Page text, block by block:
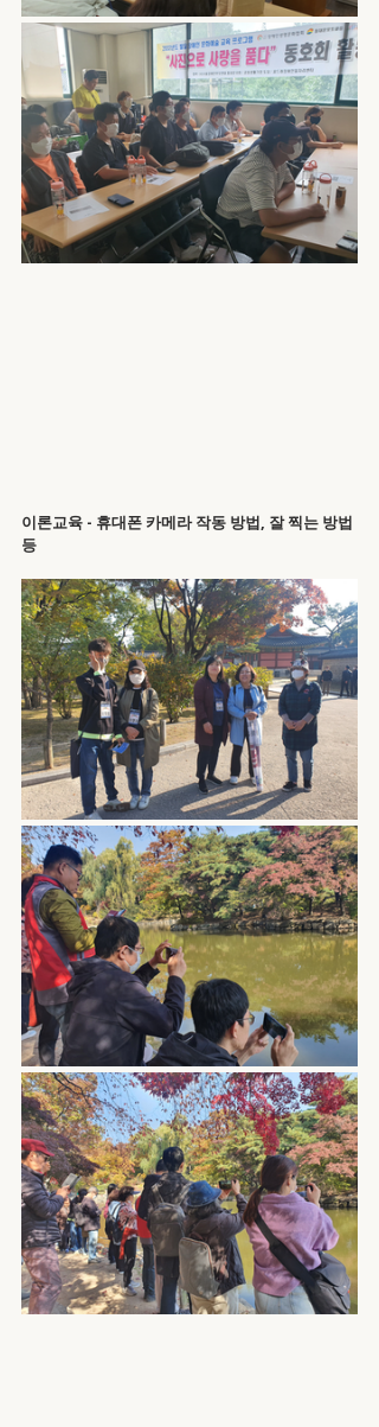
이론교육 - 휴대폰 카메라 작동 방법, 잘 찍는 방법
등